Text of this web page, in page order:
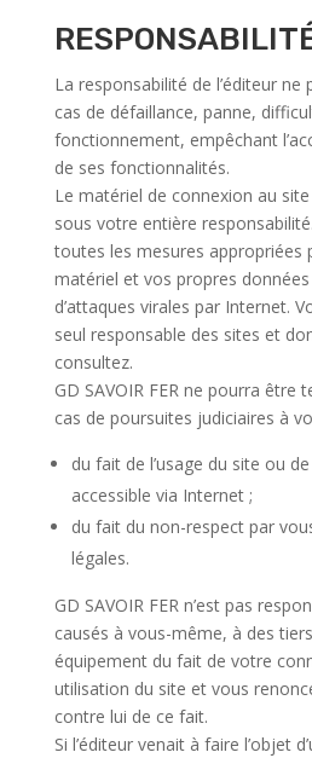
La responsabilité de l’éditeur ne
cas de défaillance, panne,
fonctionnement, empêchant
de ses fonctionnalités.
Le matériel de connexion au
sous votre entière
toutes les mesures appropriées
matériel et vos propres
d’attaques virales par Internet.
seul responsable des sites et
consultez.
GD SAVOIR FER ne pourra être
cas de poursuites judiciaires à
du fait de l’usage du site ou
accessible via Internet ;
du fait du non-respect par
légales.
GD SAVOIR FER n’est pas
causés à vous-même, à des
équipement du fait de votre
utilisation du site et vous
contre lui de ce fait.
Si l’éditeur venait à faire l’objet